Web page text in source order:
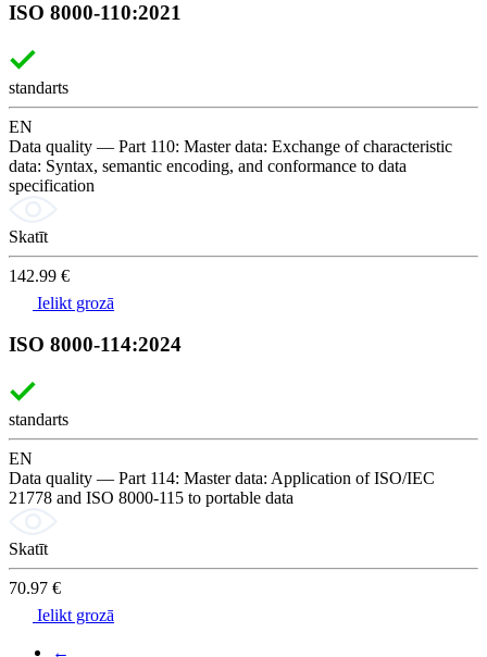
ISO 8000-110:2021
standarts
EN
Data quality — Part 110: Master data: Exchange of characteristic
data: Syntax, semantic encoding, and conformance to data
specification
Skatīt
142.99 €
Ielikt grozā
ISO 8000-114:2024
standarts
EN
Data quality — Part 114: Master data: Application of ISO/IEC
21778 and ISO 8000-115 to portable data
Skatīt
70.97 €
Ielikt grozā
←